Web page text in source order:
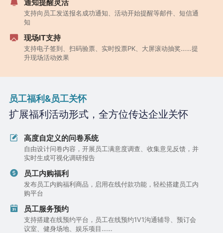
通知提醒灵活
支持向员工发送报名成功通知、活动开始提醒等邮件、短信通
知
现场IT支持
支持电子签到、扫码验票、实时投票PK、大屏滚动抽奖……提
升现场活动效果
员工福利&员工关怀
扩展福利活动形式，全方位传达企业关怀
高度自定义的问卷系统
自由设计问卷内容，开展员工满意度调查、收集意见反馈，并
实时生成可视化调研报告
员工内购福利
发布员工内购福利商品，启用在线付款功能，轻松搭建员工内
购平台
员工服务预约
支持搭建在线预约平台，员工在线预约1V1沟通辅导、预订会
议室、健身场地、娱乐项目……